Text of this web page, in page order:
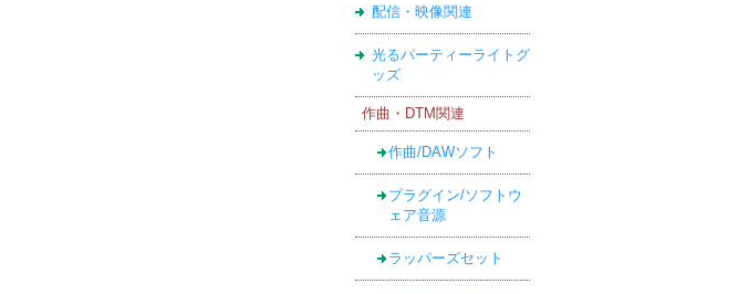
配信・映像関連
光るパーティーライトグ
ッズ
作曲・DTM関連
作曲/DAWソフト
プラグイン/ソフトウ
ェア音源
ラッパーズセット